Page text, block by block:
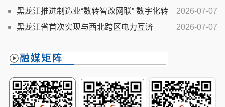
举办
2026-07-07
黑龙江推进制造业“数转智改网联” 数字化转
型覆盖率达67.2%
2026-07-07
黑龙江省首次实现与西北跨区电力互济